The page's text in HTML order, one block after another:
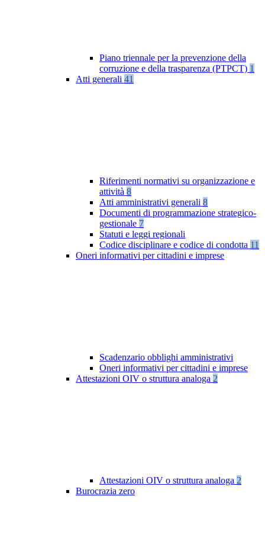
Piano triennale per la prevenzione della
corruzione e della trasparenza (PTPCT) 1
Atti generali 41
Riferimenti normativi su organizzazione e
attività 8
Atti amministrativi generali 8
Documenti di programmazione strategico-
gestionale 7
Statuti e leggi regionali
Codice disciplinare e codice di condotta 11
Oneri informativi per cittadini e imprese
Scadenzario obblighi amministrativi
Oneri informativi per cittadini e imprese
Attestazioni OIV o struttura analoga 2
Attestazioni OIV o struttura analoga 2
Burocrazia zero